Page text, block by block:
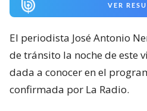
VER
El periodista José Antonio
de tránsito la noche de este
dada a conocer en el
confirmada por La Radio.